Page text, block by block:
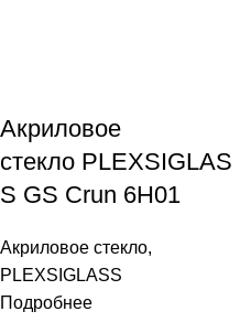
Акриловое
стекло PLEXSIGLAS
S GS Crun 6H01
Акриловое стекло,
PLEXSIGLASS
Подробнее